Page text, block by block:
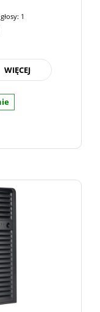
1
WIĘCEJ